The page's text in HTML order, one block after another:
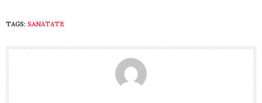
TAGS: SANATATE